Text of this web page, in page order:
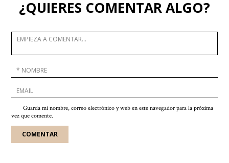
¿QUIERES COMENTAR ALGO?
Guarda mi nombre, correo electrónico y web en este navegador para la próxima
vez que comente.